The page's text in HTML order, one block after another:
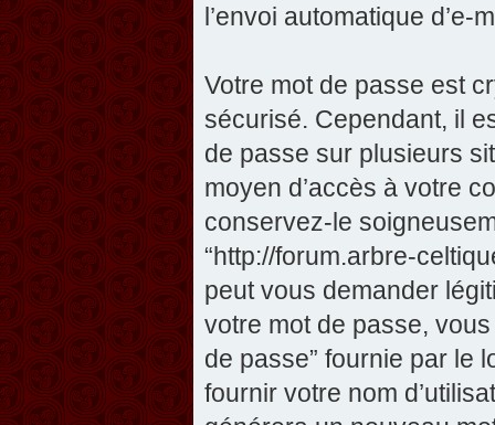
l’envoi automatique d’e-
Votre mot de passe est
sécurisé. Cependant, il
de passe sur plusieurs
moyen d’accès à votre
conservez-le
“http://forum.arbre-
peut vous demander
votre mot de passe,
de passe” fournie par le
fournir votre nom